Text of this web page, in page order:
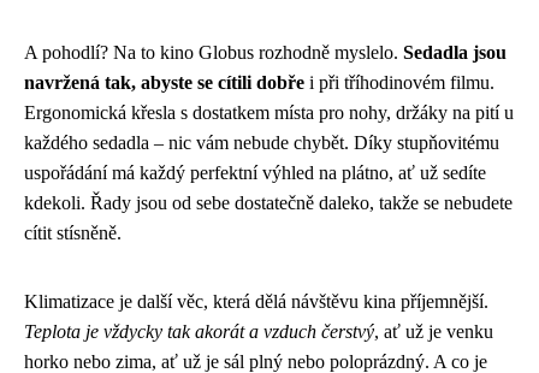
A pohodlí? Na to kino Globus rozhodně myslelo. Sedadla jsou
navržená tak, abyste se cítili dobře i při tříhodinovém filmu.
Ergonomická křesla s dostatkem místa pro nohy, držáky na pití u
každého sedadla – nic vám nebude chybět. Díky stupňovitému
uspořádání má každý perfektní výhled na plátno, ať už sedíte
kdekoli. Řady jsou od sebe dostatečně daleko, takže se nebudete
cítit stísněně.
Klimatizace je další věc, která dělá návštěvu kina příjemnější.
Teplota je vždycky tak akorát a vzduch čerstvý, ať už je venku
horko nebo zima, ať už je sál plný nebo poloprázdný. A co je